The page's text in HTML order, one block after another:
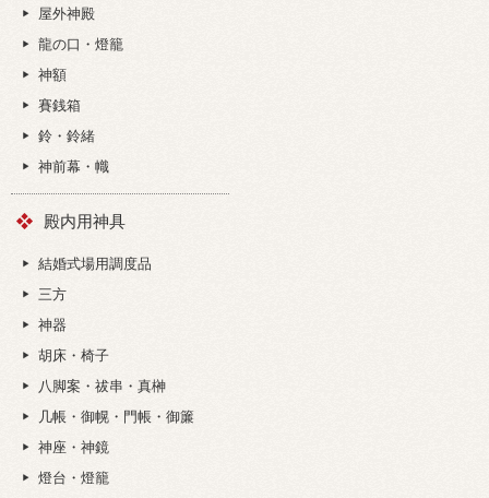
屋外神殿
龍の口・燈籠
神額
賽銭箱
鈴・鈴緒
神前幕・幟
殿内用神具
結婚式場用調度品
三方
神器
胡床・椅子
八脚案・祓串・真榊
几帳・御幌・門帳・御簾
神座・神鏡
燈台・燈籠